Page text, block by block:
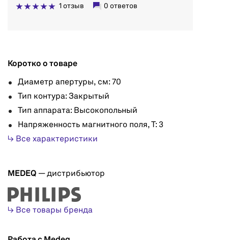
1 отзыв 0 ответов
Коротко о товаре
Диаметр апертуры, см: 70
Тип контура: Закрытый
Тип аппарата: Высокопольный
Напряженность магнитного поля, Т: 3
↳ Все характеристики
MEDEQ — дистрибьютор
↳ Все товары бренда